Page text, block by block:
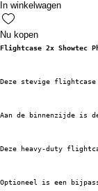
In winkelwagen
Nu kopen
Flightcase 2x Showtec
Deze stevige flightcase
Aan de binnenzijde is
Deze heavy-duty
Optioneel is een